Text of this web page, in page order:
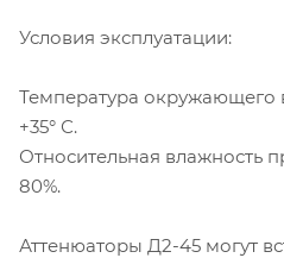
Условия эксплуатации:
Температура окружающего
+35° С.
Относительная влажность
80%.
Аттенюаторы Д2-45 могут